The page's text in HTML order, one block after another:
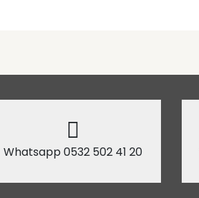
Whatsapp 0532 502 41 20